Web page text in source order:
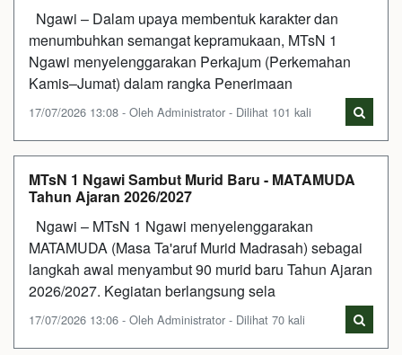
Ngawi – Dalam upaya membentuk karakter dan
menumbuhkan semangat kepramukaan, MTsN 1
Ngawi menyelenggarakan Perkajum (Perkemahan
Kamis–Jumat) dalam rangka Penerimaan
17/07/2026 13:08 - Oleh Administrator - Dilihat 101 kali
MTsN 1 Ngawi Sambut Murid Baru - MATAMUDA
Tahun Ajaran 2026/2027
Ngawi – MTsN 1 Ngawi menyelenggarakan
MATAMUDA (Masa Ta'aruf Murid Madrasah) sebagai
langkah awal menyambut 90 murid baru Tahun Ajaran
2026/2027. Kegiatan berlangsung sela
17/07/2026 13:06 - Oleh Administrator - Dilihat 70 kali